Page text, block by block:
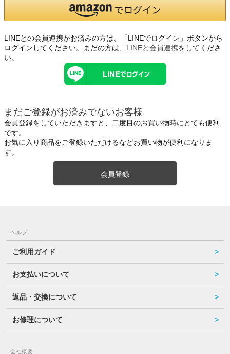
LINEとの会員連携がお済みの方は、「LINEでログイン」ボタンから
ログインしてください。まだの方は、 LINEと会員連携をしてくださ
い。
まだご登録がお済みでないお客様
会員登録をしていただきますと、二度目のお買い物時にとても便利
です。
お気に入り商品をご登録いただけるなどお買い物が便利になりま
す。
会員登録
ヘルプ
ご利用ガイド
お支払いについて
返品・交換について
お修理について
会社概要